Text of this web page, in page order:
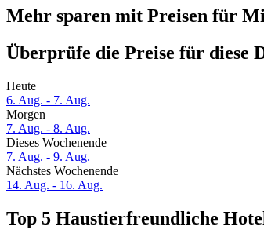
Mehr sparen mit Preisen für
Überprüfe die Preise für diese
Heute
6. Aug. - 7. Aug.
Morgen
7. Aug. - 8. Aug.
Dieses Wochenende
7. Aug. - 9. Aug.
Nächstes Wochenende
14. Aug. - 16. Aug.
Top 5 Haustierfreundliche